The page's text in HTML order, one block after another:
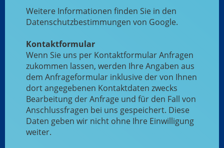
Weitere Informationen finden Sie in den
Datenschutzbestimmungen von Google.
Kontaktformular
Wenn Sie uns per Kontaktformular Anfragen
zukommen lassen, werden Ihre Angaben aus
dem Anfrageformular inklusive der von Ihnen
dort angegebenen Kontaktdaten zwecks
Bearbeitung der Anfrage und für den Fall von
Anschlussfragen bei uns gespeichert. Diese
Daten geben wir nicht ohne Ihre Einwilligung
weiter.